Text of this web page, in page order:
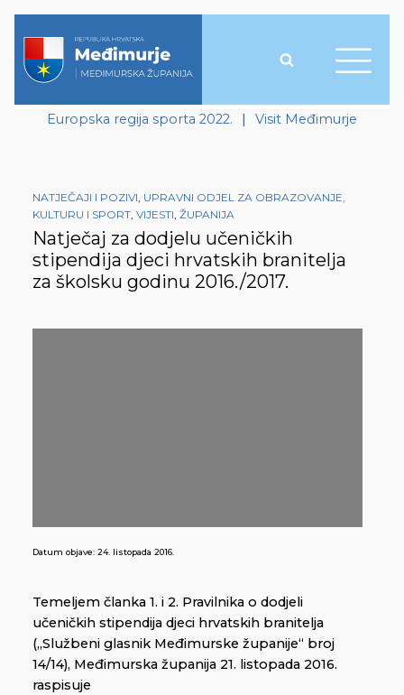
Europska regija sporta 2022. | Visit Međimurje
NATJEČAJI I POZIVI, UPRAVNI ODJEL ZA OBRAZOVANJE,
KULTURU I SPORT, VIJESTI, ŽUPANIJA
Natječaj za dodjelu učeničkih
stipendija djeci hrvatskih branitelja
za školsku godinu 2016./2017.
Datum objave: 24. listopada 2016.
Temeljem članka 1. i 2. Pravilnika o dodjeli
učeničkih stipendija djeci hrvatskih branitelja
(„Službeni glasnik Međimurske županije“ broj
14/14), Međimurska županija 21. listopada 2016.
raspisuje